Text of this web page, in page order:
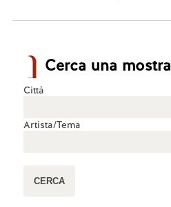
Cerca una mostra
Città
Artista/Tema